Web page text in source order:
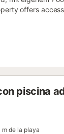
offers
piscina
de la playa